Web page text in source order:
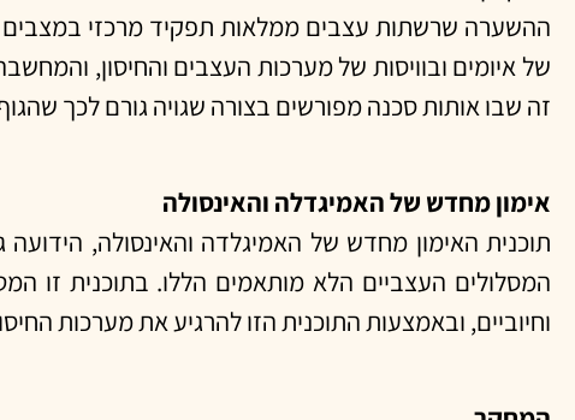
ההשערה שרשתות עצבים ממלאות תפקיד מרכזי במצבים
של איומים ובוויסות של מערכות העצבים והחיסון,
זה שבו אותות סכנה מפורשים בצורה שגויה גורם לכך
אימון מחדש של האמיגדלה והאינסולה
תוכנית האימון מחדש של האמיגלדה והאינסולה,
המסלולים העצביים הלא מותאמים הללו. בתוכנית זו
וחיוביים, ובאמצעות התוכנית הזו להרגיע את מערכות